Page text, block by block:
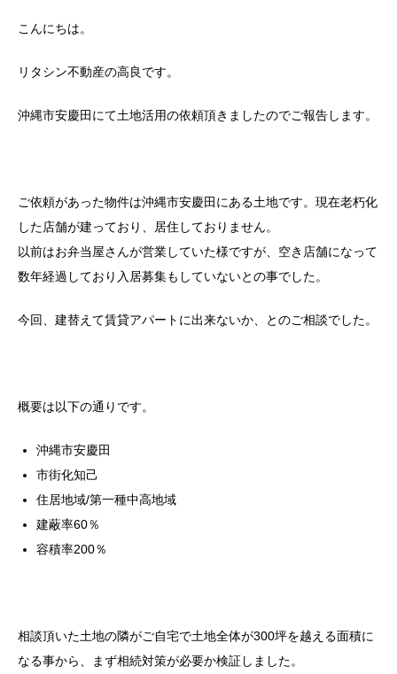
こんにちは。
リタシン不動産の高良です。
沖縄市安慶田にて土地活用の依頼頂きましたのでご報告します。
ご依頼があった物件は沖縄市安慶田にある土地です。現在老朽化
した店舗が建っており、居住しておりません。
以前はお弁当屋さんが営業していた様ですが、空き店舗になって
数年経過しており入居募集もしていないとの事でした。
今回、建替えて賃貸アパートに出来ないか、とのご相談でした。
概要は以下の通りです。
沖縄市安慶田
市街化知己
住居地域/第一種中高地域
建蔽率60％
容積率200％
相談頂いた土地の隣がご自宅で土地全体が300坪を越える面積に
なる事から、まず相続対策が必要か検証しました。